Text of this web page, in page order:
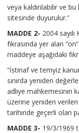
veya kaldırılabilir ve
sitesinde duyurulur.”
MADDE 2- 2004
fıkrasında yer alan
maddeye aşağıdaki
“İstinaf ve temyiz
sınırda yeniden
adliye mahkemesinin
üzerine yeniden
tarihinde geçerli olan
MADDE 3- 19/3/1969